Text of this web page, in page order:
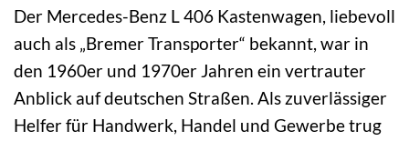
Der Mercedes-Benz L 406 Kastenwagen, liebevoll
auch als „Bremer Transporter“ bekannt, war in
den 1960er und 1970er Jahren ein vertrauter
Anblick auf deutschen Straßen. Als zuverlässiger
Helfer für Handwerk, Handel und Gewerbe trug